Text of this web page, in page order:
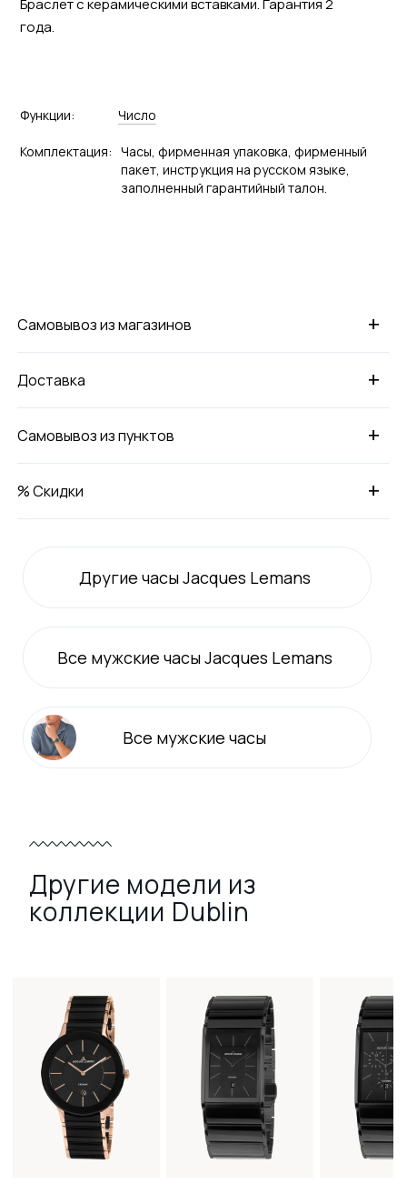
Браслет с керамическими вставками. Гарантия 2
года.
Функции: Число
Комплектация: Часы, фирменная упаковка, фирменный
пакет, инструкция на русском языке,
заполненный гарантийный талон.
+
Самовывоз из магазинов
+
Доставка
+
Самовывоз из пунктов
+
% Скидки
Другие часы Jacques Lemans
Все мужские часы Jacques Lemans
Все мужские часы
Другие модели из
коллекции Dublin